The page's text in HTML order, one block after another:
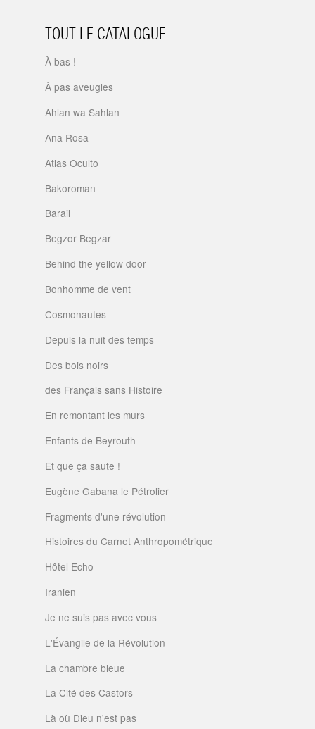
TOUT LE CATALOGUE
À bas !
À pas aveugles
Ahlan wa Sahlan
Ana Rosa
Atlas Oculto
Bakoroman
Barail
Begzor Begzar
Behind the yellow door
Bonhomme de vent
Cosmonautes
Depuis la nuit des temps
Des bois noirs
des Français sans Histoire
En remontant les murs
Enfants de Beyrouth
Et que ça saute !
Eugène Gabana le Pétrolier
Fragments d'une révolution
Histoires du Carnet Anthropométrique
Hôtel Echo
Iranien
Je ne suis pas avec vous
L'Évangile de la Révolution
La chambre bleue
La Cité des Castors
Là où Dieu n'est pas